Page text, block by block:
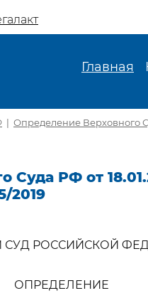
Главная
| Определение Верховного
Суда РФ от
2019
СУД РОССИЙСКОЙ
ОПРЕДЕЛЕНИЕ